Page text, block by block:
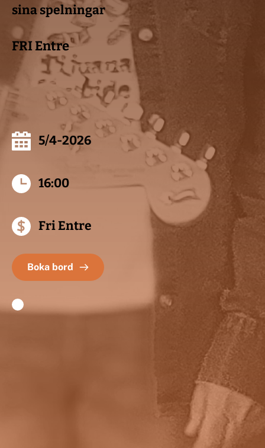
sina spelningar
FRI Entre
5/4-2026
16:00
Fri Entre
Boka bord